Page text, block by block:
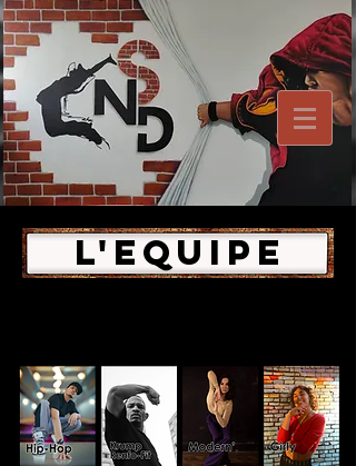
L'eQUIPE